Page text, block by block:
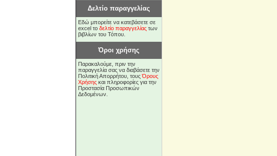
Δελτίο παραγγελίας
Εδώ μπορείτε να κατεβάσετε σε
excel το δελτίο παραγγελίαςτων
βιβλίων του Τόπου.
Όροι χρήσης
Παρακαλούμε, πριν την
παραγγελία σας να διαβάσετε την
Πολιτική Απορρήτου, τουςΌρους
Χρήσηςκαι πληροφορίες για την
Προστασία Προσωπικών
Δεδομένων.